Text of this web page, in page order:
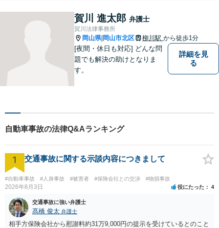
ている皆さまの現状を良い方
向に変化させることができる
ように全力を尽くします。
賀川 進太郎 弁護士
賀川法律事務所
岡山県| 岡山市北区 柳川駅 から徒歩1分
[夜間・休日も対応] どんな問
題でも解決の助けとなりま
す。
詳細を見
る
自動車事故の法律Q&Aランキング
1 交通事故に関する示談内容につきまして
#自動車事故 #人身事故 #被害者 #保険会社との交渉 #物損事故
2026年8月3日 役にたった 4
交通事故に強い弁護士
髙橋 俊太 弁護士
相手方保険会社から慰謝料約31万9,000円の提示を受けているとのこと